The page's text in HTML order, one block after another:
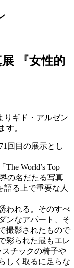
『女性的
りギド・アルゼン
す。
回目の展示とし
World’s Top
界の名だたる写真
語る上で重要な人
われる。そのすべ
ンなアパート、そ
撮影されたもので
彩られた最もエレ
スチックの椅子や
しく取るに足らな